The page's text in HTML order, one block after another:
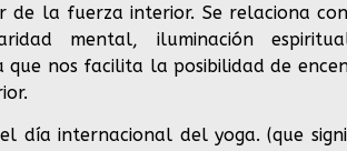
de la fuerza interior. Se relaciona
mental, iluminación
que nos facilita la posibilidad de
día internacional del yoga. (que